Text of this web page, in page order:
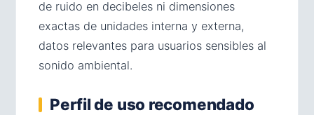
de ruido en decibeles ni dimensiones
exactas de unidades interna y externa,
datos relevantes para usuarios sensibles al
sonido ambiental.
Perfil de uso recomendado